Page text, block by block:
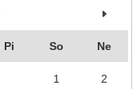
Pi So Ne
1 2